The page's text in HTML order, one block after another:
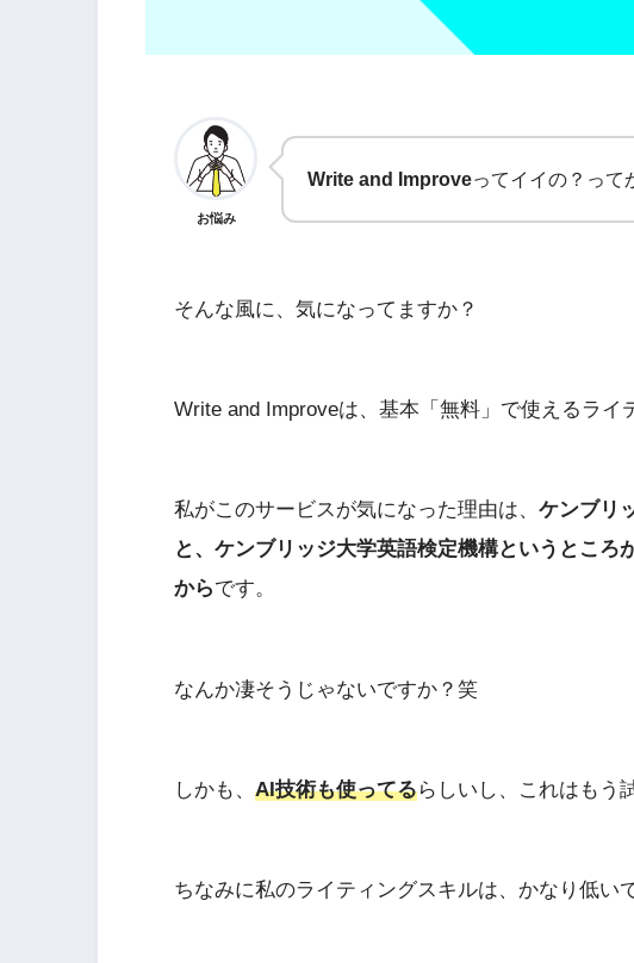
お悩み
Write and Improveってイイの？って
そんな風に、気になってますか？
Write and Improveは、基本「無料」で使えるライ
私がこのサービスが気になった理由は、 ケンブリ
と、ケンブリッジ大学英語検定機構というところ
からです。
なんか凄そうじゃないですか？笑
しかも、 AI技術も使ってるらしいし、これはもう
ちなみに私のライティングスキルは、かなり低い